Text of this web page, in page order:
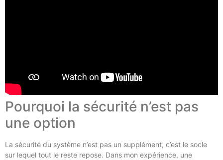
Pourquoi la sécurité n’est pas
une option
La sécurité du système n’est pas un supplément, c’est le socle
sur lequel tout le reste repose. Dans mon expérience, une